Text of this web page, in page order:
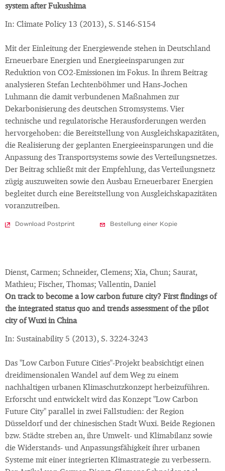
system after Fukushima
In: Climate Policy 13 (2013), S. S146-S154
Mit der Einleitung der Energiewende stehen in Deutschland
Erneuerbare Energien und Energieeinsparungen zur
Reduktion von CO2-Emissionen im Fokus. In ihrem Beitrag
analysieren Stefan Lechtenböhmer und Hans-Jochen
Luhmann die damit verbundenen Maßnahmen zur
Dekarbonisierung des deutschen Stromsystems. Vier
technische und regulatorische Herausforderungen werden
hervorgehoben: die Bereitstellung von Ausgleichskapazitäten,
die Realisierung der geplanten Energieeinsparungen und die
Anpassung des Transportsystems sowie des Verteilungsnetzes.
Der Beitrag schließt mit der Empfehlung, das Verteilungsnetz
zügig auszuweiten sowie den Ausbau Erneuerbarer Energien
begleitet durch eine Bereitstellung von Ausgleichskapazitäten
voranzutreiben.
Download Postprint Bestellung einer Kopie
Dienst, Carmen; Schneider, Clemens; Xia, Chun; Saurat,
Mathieu; Fischer, Thomas; Vallentin, Daniel
On track to become a low carbon future city? First findings of
the integrated status quo and trends assessment of the pilot
city of Wuxi in China
In: Sustainability 5 (2013), S. 3224-3243
Das "Low Carbon Future Cities"-Projekt beabsichtigt einen
dreidimensionalen Wandel auf dem Weg zu einem
nachhaltigen urbanen Klimaschutzkonzept herbeizuführen.
Erforscht und entwickelt wird das Konzept "Low Carbon
Future City" parallel in zwei Fallstudien: der Region
Düsseldorf und der chinesischen Stadt Wuxi. Beide Regionen
bzw. Städte streben an, ihre Umwelt- und Klimabilanz sowie
die Widerstands- und Anpassungsfähigkeit ihrer urbanen
Systeme mit einer integrierten Klimastrategie zu verbessern.